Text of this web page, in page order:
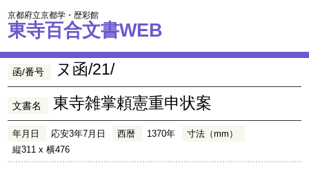
京都府立京都学・歴彩館
東寺百合文書WEB
函/番号 ヌ函/21/
文書名 東寺雑掌頼憲重申状案
年月日 応安3年7月日 西暦 1370年
寸法（mm）
縦311 x 横476